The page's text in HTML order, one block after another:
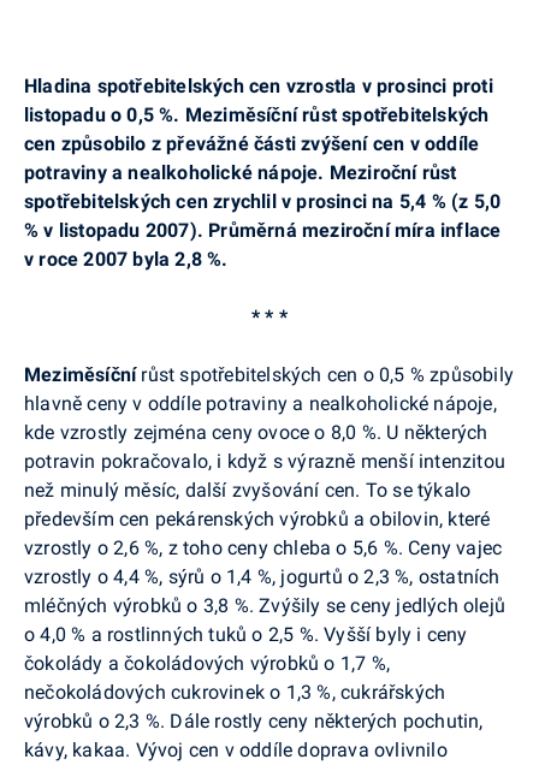
Hladina spotřebitelských cen vzrostla v prosinci proti
listopadu o 0,5 %. Meziměsíční růst spotřebitelských
cen způsobilo z převážné části zvýšení cen v oddíle
potraviny a nealkoholické nápoje. Meziroční růst
spotřebitelských cen zrychlil v prosinci na 5,4 % (z 5,0
% v listopadu 2007). Průměrná meziroční míra inflace
v roce 2007 byla 2,8 %.
* * *
Meziměsíční růst spotřebitelských cen o 0,5 % způsobily
hlavně ceny v oddíle potraviny a nealkoholické nápoje,
kde vzrostly zejména ceny ovoce o 8,0 %. U některých
potravin pokračovalo, i když s výrazně menší intenzitou
než minulý měsíc, další zvyšování cen. To se týkalo
především cen pekárenských výrobků a obilovin, které
vzrostly o 2,6 %, z toho ceny chleba o 5,6 %. Ceny vajec
vzrostly o 4,4 %, sýrů o 1,4 %, jogurtů o 2,3 %, ostatních
mléčných výrobků o 3,8 %. Zvýšily se ceny jedlých olejů
o 4,0 % a rostlinných tuků o 2,5 %. Vyšší byly i ceny
čokolády a čokoládových výrobků o 1,7 %,
nečokoládových cukrovinek o 1,3 %, cukrářských
výrobků o 2,3 %. Dále rostly ceny některých pochutin,
kávy, kakaa. Vývoj cen v oddíle doprava ovlivnilo